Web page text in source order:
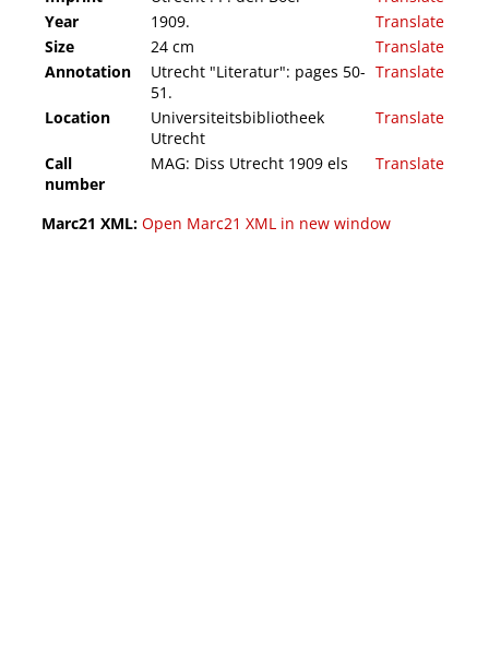
Year
1909.
Translate
Size
24 cm
Translate
Annotation
Utrecht "Literatur": pages 50-
51.
Translate
Location
Universiteitsbibliotheek
Utrecht
Translate
Call
number
MAG: Diss Utrecht 1909 els Translate
Marc21 XML: Open Marc21 XML in new window